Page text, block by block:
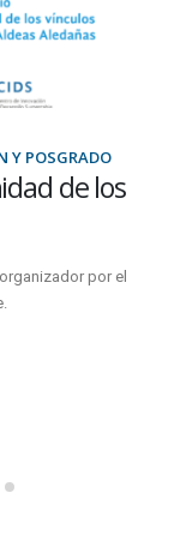
Y POSGRADO
de los
por el